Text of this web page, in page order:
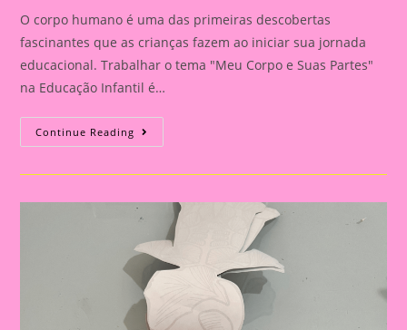
O corpo humano é uma das primeiras descobertas
fascinantes que as crianças fazem ao iniciar sua jornada
educacional. Trabalhar o tema "Meu Corpo e Suas Partes"
na Educação Infantil é…
Continue Reading Explorando
O
Humano
Infantil:
Uma
Aventura
De
Aprendizado
Descoberta|Atividade
12